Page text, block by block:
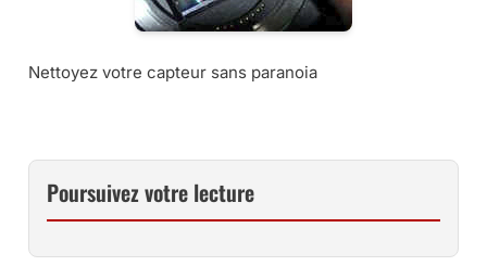
Nettoyez votre capteur sans paranoia
Poursuivez votre lecture